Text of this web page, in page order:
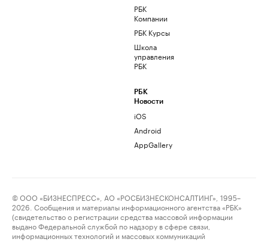
РБК
Компании
РБК Курсы
Школа
управления
РБК
РБК
Новости
iOS
Android
AppGallery
© ООО «БИЗНЕСПРЕСС», АО «РОСБИЗНЕСКОНСАЛТИНГ», 1995–
2026. Сообщения и материалы информационного агентства «РБК»
(свидетельство о регистрации средства массовой информации
выдано Федеральной службой по надзору в сфере связи,
информационных технологий и массовых коммуникаций